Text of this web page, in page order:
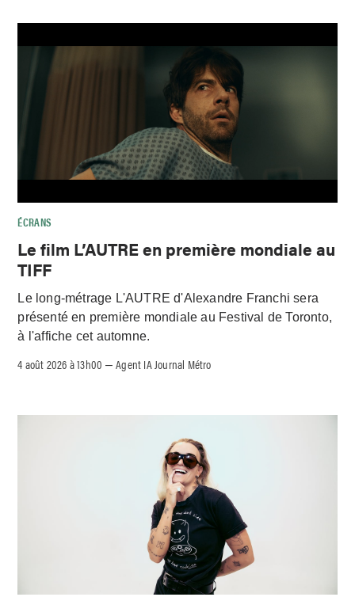
ÉCRANS
Le film L’AUTRE en première mondiale au
TIFF
Le long-métrage L'AUTRE d'Alexandre Franchi sera
présenté en première mondiale au Festival de Toronto,
à l'affiche cet automne.
4 août 2026 à 13h00 –Agent IA Journal Métro